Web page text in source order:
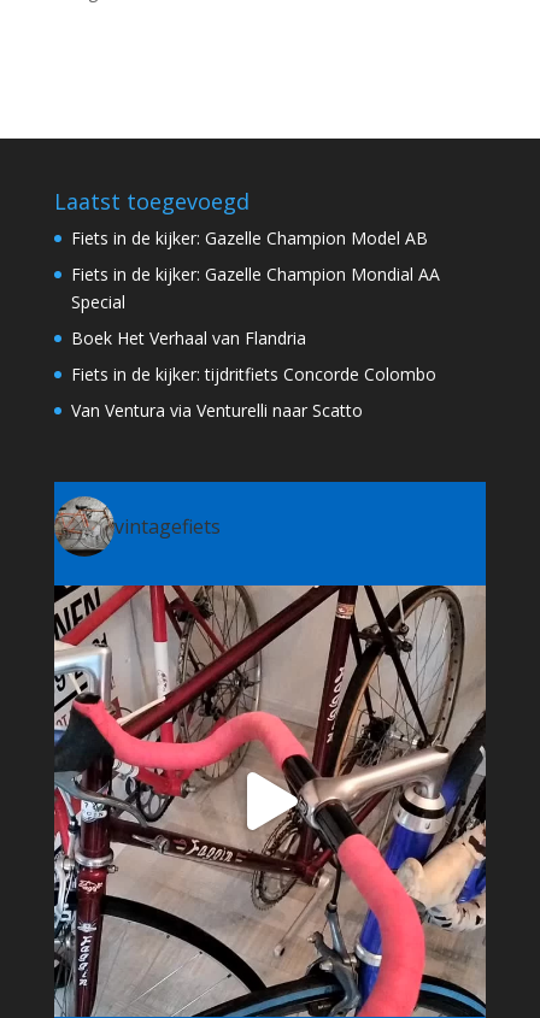
Laatst toegevoegd
Fiets in de kijker: Gazelle Champion Model AB
Fiets in de kijker: Gazelle Champion Mondial AA
Special
Boek Het Verhaal van Flandria
Fiets in de kijker: tijdritfiets Concorde Colombo
Van Ventura via Venturelli naar Scatto
vintagefiets